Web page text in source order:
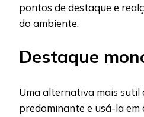
pontos de destaque e
do ambiente.
Destaque
Uma alternativa mais sutil
predominante e usá-la